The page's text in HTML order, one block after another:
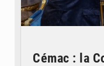
Cémac : la